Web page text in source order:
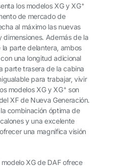
los modelos XG y XG+
de mercado de
al máximo las nuevas
dimensiones. Además de la
parte delantera, ambos
una longitud adicional
parte trasera de la cabina
para trabajar, vivir
modelos XG y XG+ son
XF de Nueva Generación.
combinación óptima de
y una excelente
una magnífica visión
XG de DAF ofrece